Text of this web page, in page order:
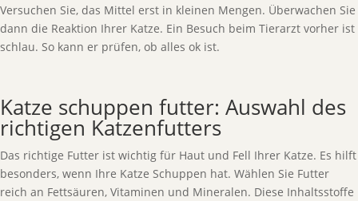
Versuchen Sie, das Mittel erst in kleinen Mengen. Überwachen Sie
dann die Reaktion Ihrer Katze. Ein Besuch beim Tierarzt vorher ist
schlau. So kann er prüfen, ob alles ok ist.
Katze schuppen futter: Auswahl des
richtigen Katzenfutters
Das richtige Futter ist wichtig für Haut und Fell Ihrer Katze. Es hilft
besonders, wenn Ihre Katze Schuppen hat. Wählen Sie Futter
reich an Fettsäuren, Vitaminen und Mineralen. Diese Inhaltsstoffe